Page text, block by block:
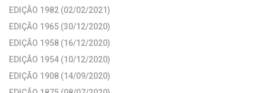
EDIÇÃO 1982 (02/02/2021)
EDIÇÃO 1965 (30/12/2020)
EDIÇÃO 1958 (16/12/2020)
EDIÇÃO 1954 (10/12/2020)
EDIÇÃO 1908 (14/09/2020)